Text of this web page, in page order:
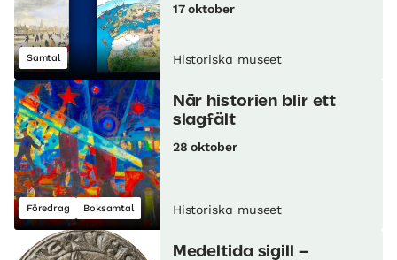
Samtal
17 oktober
Historiska museet
Föredrag Boksamtal
När historien blir ett
slagfält
28 oktober
Historiska museet
Medeltida sigill –